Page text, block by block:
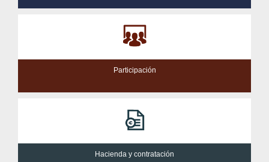
Participación
Hacienda y contratación